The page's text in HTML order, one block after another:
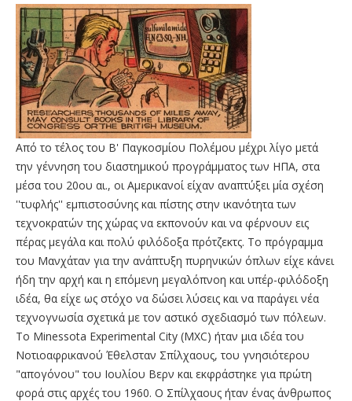
Από το τέλος του Β' Παγκοσμίου Πολέμου μέχρι λίγο μετά
την γέννηση του διαστημικού προγράμματος των ΗΠΑ, στα
μέσα του 20ου αι., οι Αμερικανοί είχαν αναπτύξει μία σχέση
''τυφλής'' εμπιστοσύνης και πίστης στην ικανότητα των
τεχνοκρατών της χώρας να εκπονούν και να φέρνουν εις
πέρας μεγάλα και πολύ φιλόδοξα πρότζεκτς. Το πρόγραμμα
του Μανχάταν για την ανάπτυξη πυρηνικών όπλων είχε κάνει
ήδη την αρχή και η επόμενη μεγαλόπνοη και υπέρ-φιλόδοξη
ιδέα, θα είχε ως στόχο να δώσει λύσεις και να παράγει νέα
τεχνογνωσία σχετικά με τον αστικό σχεδιασμό των πόλεων.
Το Minessota Experimental City (MXC) ήταν μια ιδέα του
Νοτιοαφρικανού Έθελσταν Σπίλχαους, του γνησιότερου
"απογόνου" του Ιουλίου Βερν και εκφράστηκε για πρώτη
φορά στις αρχές του 1960. Ο Σπίλχαους ήταν ένας άνθρωπος